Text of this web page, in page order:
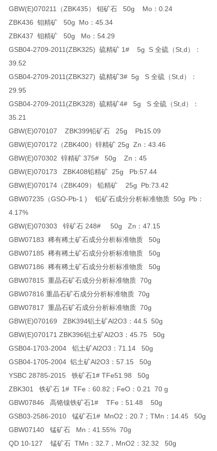
GBW(E)070211（ZBK435） 钼矿石 50g Mo：0.24
ZBK436 钼精矿 50g Mo：45.34
ZBK437 钼精矿 50g Mo：54.29
GSB04-2709-2011(ZBK325) 硫精矿 1# 5g S 全硫（St,d）：
39.52
GSB04-2709-2011(ZBK327) 硫精矿3# 5g S 全硫（St,d）：
29.95
GSB04-2709-2011(ZBK328) 硫精矿4# 5g S 全硫（St,d）：
35.21
GBW(E)070107 ZBK399铅矿石 25g Pb15.09
GBW(E)070172（ZBK400）锌精矿 25g Zn：43.46
GBW(E)070302 锌精矿 375# 50g Zn：45
GBW(E)070173 ZBK408铅精矿 25g
Pb:57.44
GBW(E)070174（ZBK409） 铅精矿 25g Pb:73.42
GBW07235（GSO-Pb-1 ) 铅矿石成分分析标准物质 50g Pb：
4.17%
GBW(E)070303 锌矿石 248# 50g Zn：47.15
GBW07183 稀有稀土矿石成分分析标准物质 50g
GBW07185 稀有稀土矿石成分分析标准物质 50g
GBW07186 稀有稀土矿石成分分析标准物质 50g
GBW07815 重晶石矿石成分分析标准物质 70g
GBW07816 重晶石矿石成分分析标准物质 70g
GBW07817 重晶石矿石成分分析标准物质 70g
GBW(E)070169 ZBK394铝土矿Al2O3：44.5 50g
GBW(E)070171 ZBK396铝土矿Al2O3：45.75 50g
GSB04-1703-2004 铝土矿Al2O3：71.14 50g
GSB04-1705-2004 铝土矿Al2O3：57.15 50g
YSBC 28785-2015 铁矿石1# TFe51.98 50g
ZBK301 铁矿石 1# TFe：60.82；FeO：0.21 70 g
GBW07846 高铬镍铁矿石1# TFe：51.48 50g
GSB03-2586-2010 锰矿石1# MnO2：20.7；TMn：14.45 50g
GBW07140 锰矿石 Mn：41.55% 70g
QD 10-127 锰矿石 TMn：32.7，MnO2：32.32 50g